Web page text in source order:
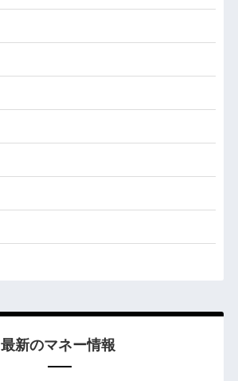
最新のマネー情報